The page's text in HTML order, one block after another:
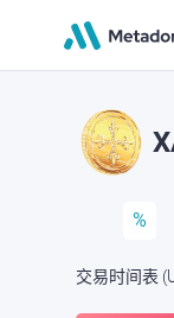
%
交易时间表